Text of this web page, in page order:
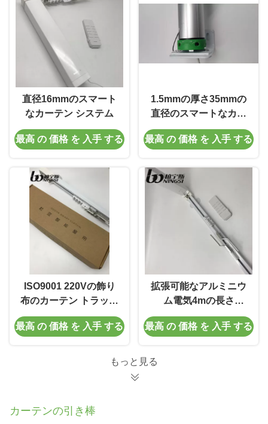
直径16mmのスマート
なカーテン システム
最高 の 価格 を 入手 する
1.5mmの厚さ35mmの
直径のスマートなカー
テン システム垂直持ち
上がること
最高 の 価格 を 入手 する
ISO9001 220Vの飾り
布のカーテン トラック
電気波のカーテンはモ
ーターを備えた
最高 の 価格 を 入手 する
拡張可能なアルミニウ
ム電気4mの長さ
20cm/Sのスマートなカ
ーテン システム
最高 の 価格 を 入手 する
もっと見る
カーテンの引き棒